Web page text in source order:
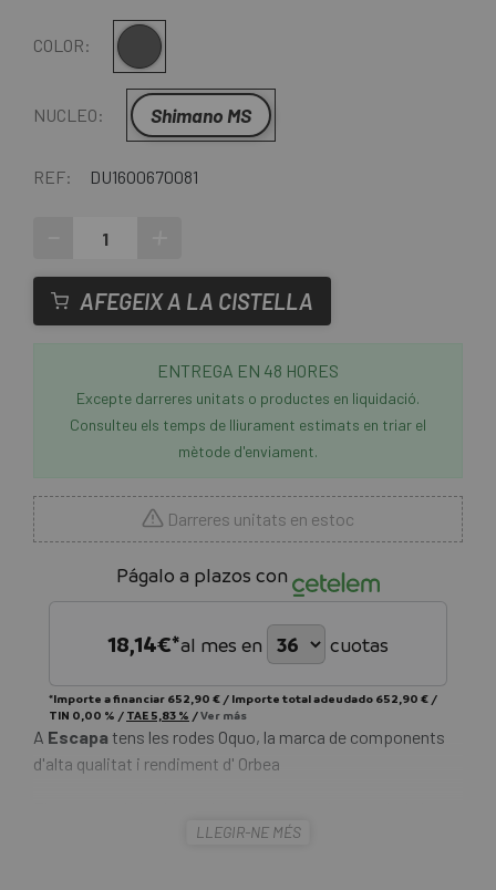
COLOR: Gris-Negra
NUCLEO: Shimano MS
REF: DU16O0670081
AFEGEIX A LA CISTELLA
ENTREGA EN 48 HORES
Excepte darreres unitats o productes en liquidació.
Consulteu els temps de lliurament estimats en triar el
mètode d'enviament.
Darreres unitats en estoc
Págalo a plazos con
18,14€*al mes en cuotas
*Importe a financiar 652,90 € / Importe total adeudado 652,90 € /
TIN 0,00 % / TAE 5,83 % /Ver más
A Escapa tens les rodes Oquo, la marca de components
d'alta qualitat i rendiment d' Orbea
boixes i els radis. La combinació delJoc Rodes Oquo
LLEGIR-NE MÉS